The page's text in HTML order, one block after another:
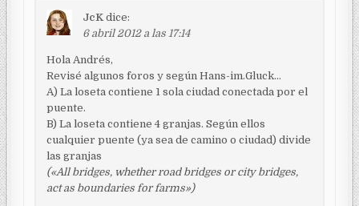
JcK dice:
6 abril 2012 a las 17:14
Hola Andrés,
Revisé algunos foros y según Hans-im.Gluck…
A) La loseta contiene 1 sola ciudad conectada por el
puente.
B) La loseta contiene 4 granjas. Según ellos
cualquier puente (ya sea de camino o ciudad) divide
las granjas
(«All bridges, whether road bridges or city bridges,
act as boundaries for farms»)